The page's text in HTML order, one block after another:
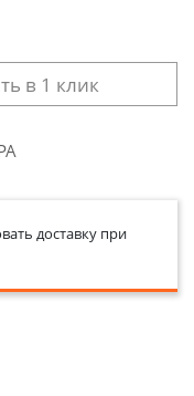
в 1 клик
доставку при